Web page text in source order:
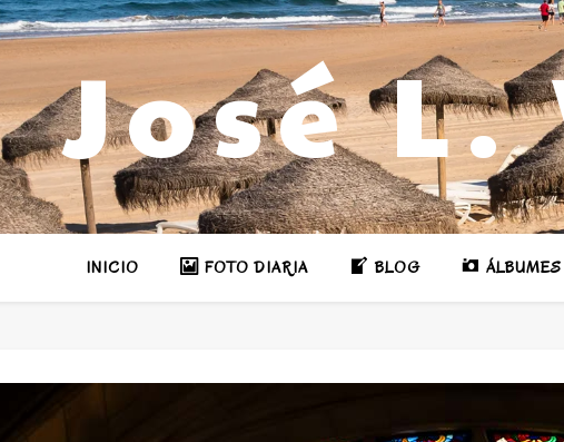
José L.
INICIO FOTO DIARIA BLOG ÁLBUMES